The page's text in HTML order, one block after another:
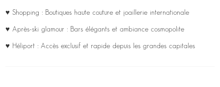
♥ Shopping : Boutiques haute couture et joaillerie internationale
♥ Après-ski glamour : Bars élégants et ambiance cosmopolite
♥ Héliport : Accès exclusif et rapide depuis les grandes capitales